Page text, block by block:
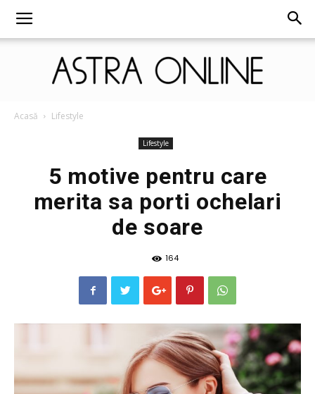
Online
Acasă Lifestyle
Lifestyle
5 motive pentru care
merita sa porti ochelari
de soare
164